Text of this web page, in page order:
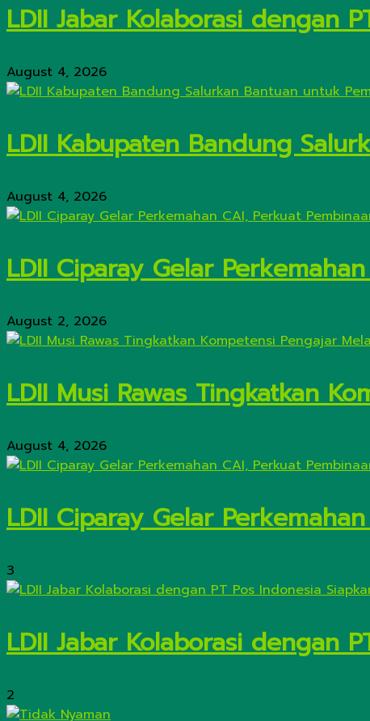
LDII Jabar Kolaborasi dengan
August 4, 2026
LDII Kabupaten Bandung
August 4, 2026
LDII Ciparay Gelar
August 2, 2026
LDII Musi Rawas Tingkatkan
August 4, 2026
LDII Ciparay Gelar
3
LDII Jabar Kolaborasi dengan
2